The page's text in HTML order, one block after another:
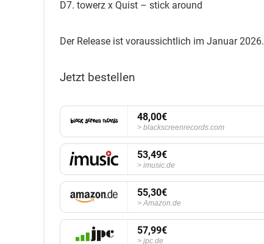
D7. towerz x Quist – stick around
Der Release ist voraussichtlich im Januar 2026.
Jetzt bestellen
48,00€
blackscreenrecords.com
53,49€
imusic.de
55,30€
Amazon.de
57,99€
jpc.de